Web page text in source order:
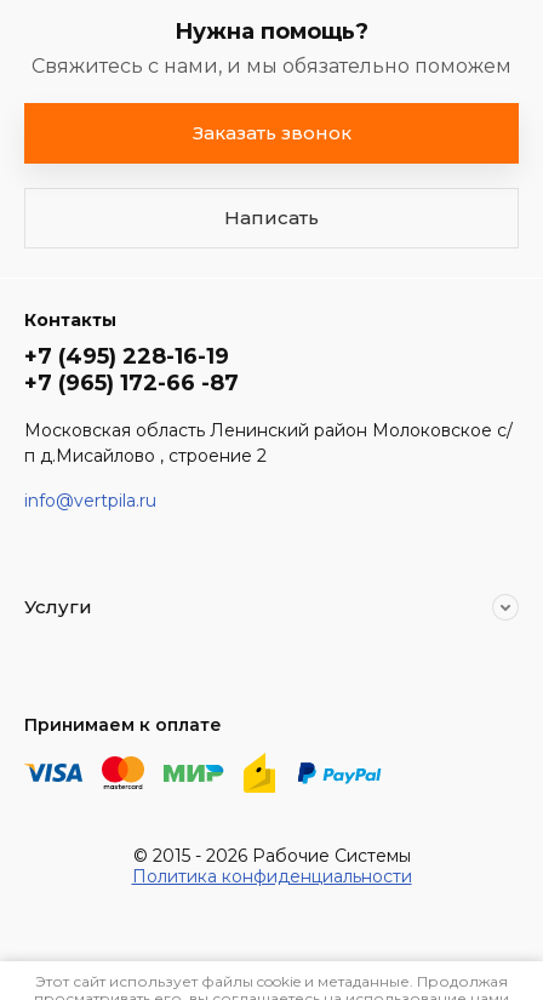
Этот сайт использует файлы cookie и метаданные. Продолжая
Нужна помощь?
Свяжитесь с нами, и мы обязательно поможем
Заказать звонок
Написать
Контакты
+7 (495) 228-16-19
+7 (965) 172-66 -87
Московская область Ленинский район Молоковское с/
п д.Мисайлово , строение 2
info@vertpila.ru
Услуги
Принимаем к оплате
© 2015 - 2026 Рабочие Системы
Политика конфиденциальности